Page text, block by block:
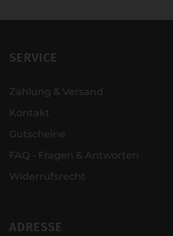
SERVICE
Zahlung & Versand
Kontakt
Gutscheine
FAQ - Fragen & Antworten
Widerrufsrecht
ADRESSE